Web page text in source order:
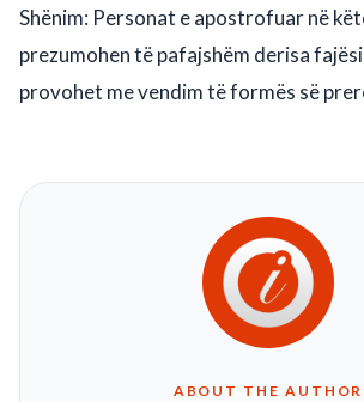
Shënim: Personat e apostrofuar në
prezumohen të pafajshëm derisa
provohet me vendim të formës së
ABOUT THE AUTHOR